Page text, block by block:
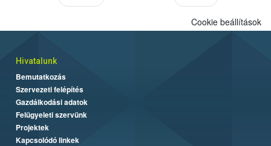
Cookie beállítások
Hivatalunk
Bemutatkozás
Szervezeti felépítés
Gazdálkodási adatok
Felügyeleti szervünk
Projektek
Kapcsolódó linkek